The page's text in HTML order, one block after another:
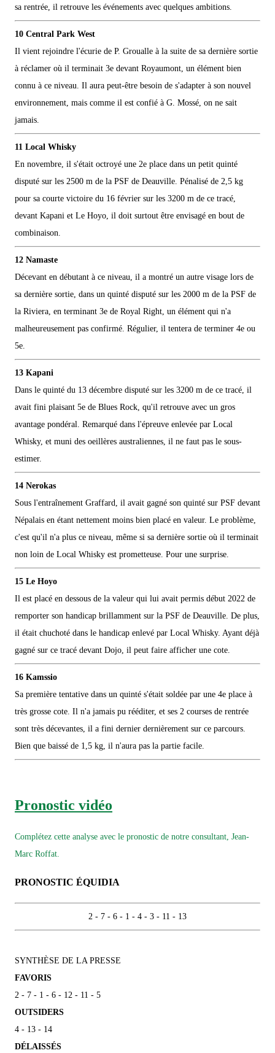
sa rentrée, il retrouve les événements avec quelques ambitions.
10 Central Park West
Il vient rejoindre l'écurie de P. Groualle à la suite de sa dernière sortie
à réclamer où il terminait 3e devant Royaumont, un élément bien
connu à ce niveau. Il aura peut-être besoin de s'adapter à son nouvel
environnement, mais comme il est confié à G. Mossé, on ne sait
jamais.
11 Local Whisky
En novembre, il s'était octroyé une 2e place dans un petit quinté
disputé sur les 2500 m de la PSF de Deauville. Pénalisé de 2,5 kg
pour sa courte victoire du 16 février sur les 3200 m de ce tracé,
devant Kapani et Le Hoyo, il doit surtout être envisagé en bout de
combinaison.
12 Namaste
Décevant en débutant à ce niveau, il a montré un autre visage lors de
sa dernière sortie, dans un quinté disputé sur les 2000 m de la PSF de
la Riviera, en terminant 3e de Royal Right, un élément qui n'a
malheureusement pas confirmé. Régulier, il tentera de terminer 4e ou
5e.
13 Kapani
Dans le quinté du 13 décembre disputé sur les 3200 m de ce tracé, il
avait fini plaisant 5e de Blues Rock, qu'il retrouve avec un gros
avantage pondéral. Remarqué dans l'épreuve enlevée par Local
Whisky, et muni des oeillères australiennes, il ne faut pas le sous-
estimer.
14 Nerokas
Sous l'entraînement Graffard, il avait gagné son quinté sur PSF devant
Népalais en étant nettement moins bien placé en valeur. Le problème,
c'est qu'il n'a plus ce niveau, même si sa dernière sortie où il terminait
non loin de Local Whisky est prometteuse. Pour une surprise.
15 Le Hoyo
Il est placé en dessous de la valeur qui lui avait permis début 2022 de
remporter son handicap brillamment sur la PSF de Deauville. De plus,
il était chuchoté dans le handicap enlevé par Local Whisky. Ayant déjà
gagné sur ce tracé devant Dojo, il peut faire afficher une cote.
16 Kamssio
Sa première tentative dans un quinté s'était soldée par une 4e place à
très grosse cote. Il n'a jamais pu rééditer, et ses 2 courses de rentrée
sont très décevantes, il a fini dernier dernièrement sur ce parcours.
Bien que baissé de 1,5 kg, il n'aura pas la partie facile.
Pronostic vidéo
Complétez cette analyse avec le pronostic de notre consultant, Jean-
Marc Roffat.
PRONOSTIC ÉQUIDIA
2 - 7 - 6 - 1 - 4 - 3 - 11 - 13
SYNTHÈSE DE LA PRESSE
FAVORIS
2 - 7 - 1 - 6 - 12 - 11 - 5
OUTSIDERS
4 - 13 - 14
DÉLAISSÉS